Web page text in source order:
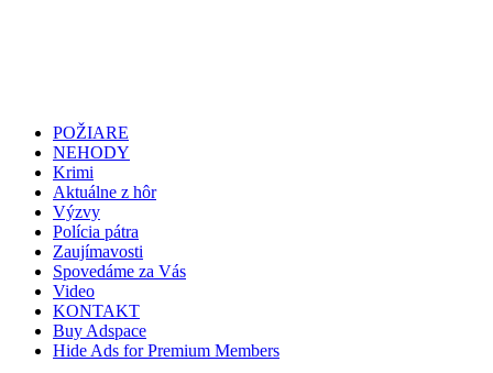
POŽIARE
NEHODY
Krimi
Aktuálne z hôr
Výzvy
Polícia pátra
Zaujímavosti
Spovedáme za Vás
Video
KONTAKT
Buy Adspace
Hide Ads for Premium Members